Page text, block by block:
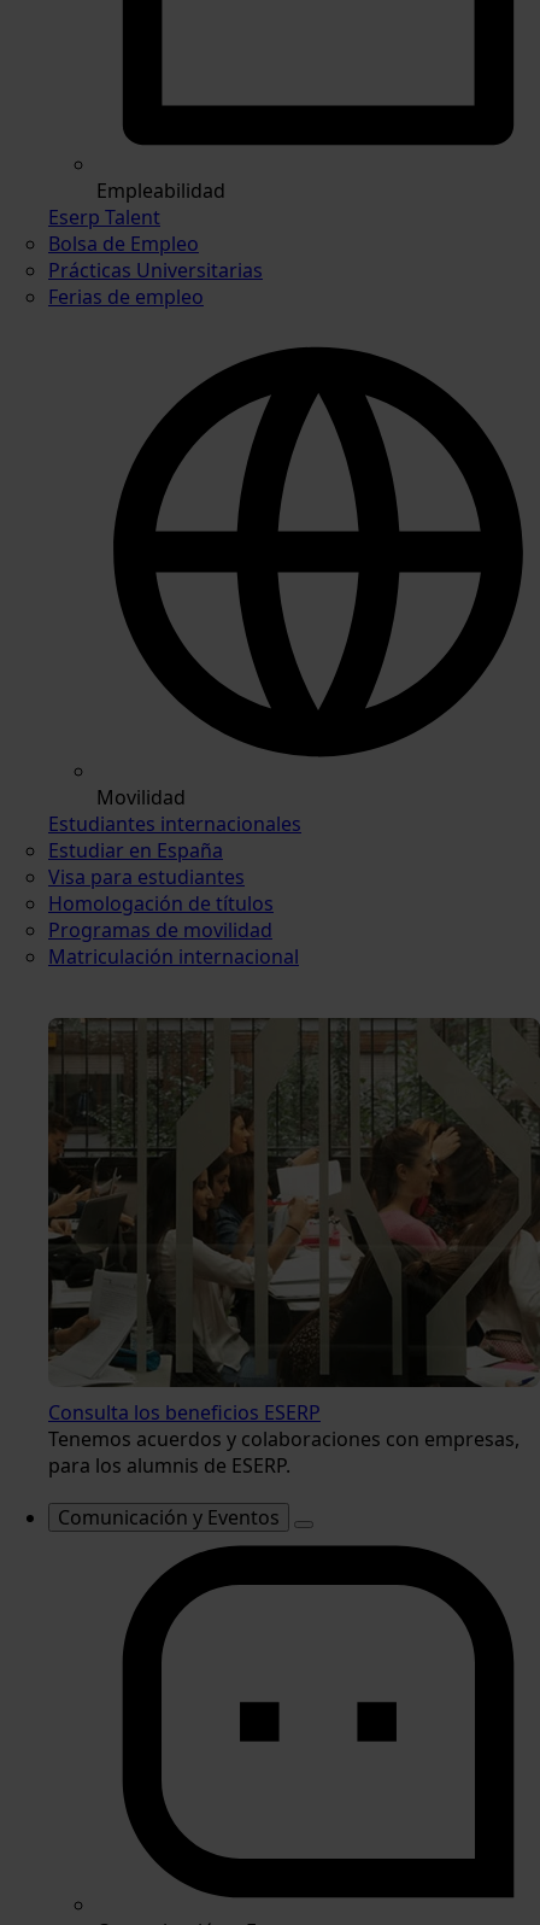
Empleabilidad
Eserp Talent
Bolsa de Empleo
Prácticas Universitarias
Ferias de empleo
Movilidad
Estudiantes internacionales
Estudiar en España
Visa para estudiantes
Homologación de títulos
Programas de movilidad
Matriculación internacional
Consulta los beneficios ESERP
Tenemos acuerdos y colaboraciones con empresas,
para los alumnis de ESERP.
Comunicación y Eventos